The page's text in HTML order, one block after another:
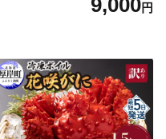
バナメイエビ バラ凍結】
円